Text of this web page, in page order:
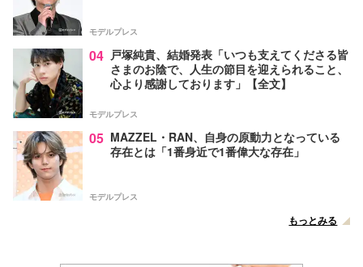
モデルプレス
04 戸塚純貴、結婚発表「いつも支えてくださる皆
さまのお陰で、人生の節目を迎えられること、
心より感謝しております」【全文】
モデルプレス
05 MAZZEL・RAN、自身の原動力となっている
存在とは「1番身近で1番偉大な存在」
モデルプレス
もっとみる